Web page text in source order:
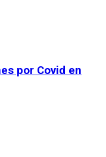
por Covid en